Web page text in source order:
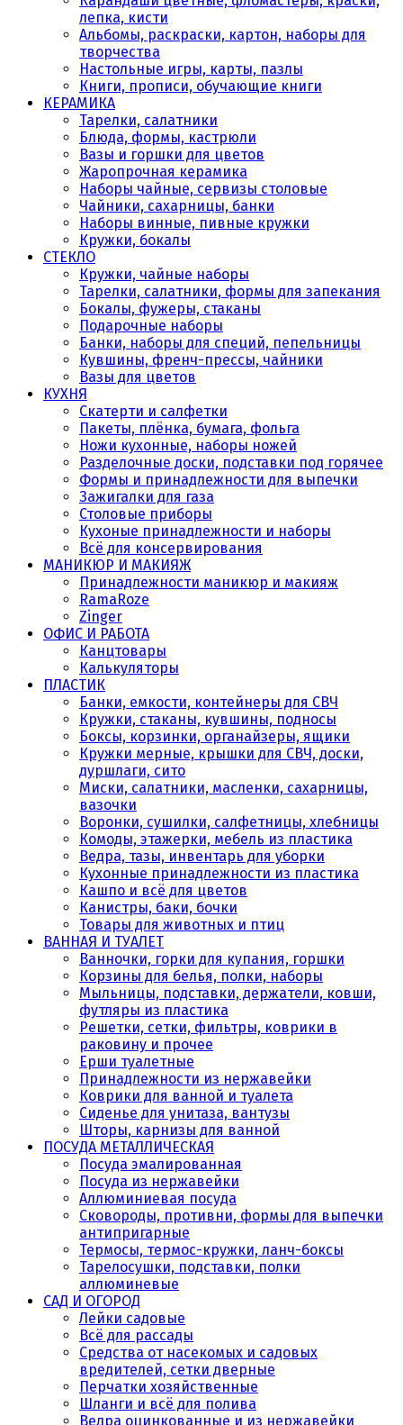
лепка, кисти
Альбомы, раскраски, картон, наборы для
творчества
Настольные игры, карты, пазлы
Книги, прописи, обучающие книги
КЕРАМИКА
Тарелки, салатники
Блюда, формы, кастрюли
Вазы и горшки для цветов
Жаропрочная керамика
Наборы чайные, сервизы столовые
Чайники, сахарницы, банки
Наборы винные, пивные кружки
Кружки, бокалы
СТЕКЛО
Кружки, чайные наборы
Тарелки, салатники, формы для запекания
Бокалы, фужеры, стаканы
Подарочные наборы
Банки, наборы для специй, пепельницы
Кувшины, френч-прессы, чайники
Вазы для цветов
КУХНЯ
Скатерти и салфетки
Пакеты, плёнка, бумага, фольга
Ножи кухонные, наборы ножей
Разделочные доски, подставки под горячее
Формы и принадлежности для выпечки
Зажигалки для газа
Столовые приборы
Кухоные принадлежности и наборы
Всё для консервирования
МАНИКЮР И МАКИЯЖ
Принадлежности маникюр и макияж
RamaRoze
Zinger
ОФИС И РАБОТА
Канцтовары
Калькуляторы
ПЛАСТИК
Банки, емкости, контейнеры для СВЧ
Кружки, стаканы, кувшины, подносы
Боксы, корзинки, органайзеры, ящики
Кружки мерные, крышки для СВЧ, доски,
дуршлаги, сито
Миски, салатники, масленки, сахарницы,
вазочки
Воронки, сушилки, салфетницы, хлебницы
Комоды, этажерки, мебель из пластика
Ведра, тазы, инвентарь для уборки
Кухонные принадлежности из пластика
Кашпо и всё для цветов
Канистры, баки, бочки
Товары для животных и птиц
ВАННАЯ И ТУАЛЕТ
Ванночки, горки для купания, горшки
Корзины для белья, полки, наборы
Мыльницы, подставки, держатели, ковши,
футляры из пластика
Решетки, сетки, фильтры, коврики в
раковину и прочее
Ерши туалетные
Принадлежности из нержавейки
Коврики для ванной и туалета
Сиденье для унитаза, вантузы
Шторы, карнизы для ванной
ПОСУДА МЕТАЛЛИЧЕСКАЯ
Посуда эмалированная
Посуда из нержавейки
Аллюминиевая посуда
Сковороды, противни, формы для выпечки
антипригарные
Термосы, термос-кружки, ланч-боксы
Тарелосушки, подставки, полки
аллюминевые
САД И ОГОРОД
Лейки садовые
Всё для рассады
Средства от насекомых и садовых
вредителей, сетки дверные
Перчатки хозяйственные
Шланги и всё для полива
Ведра оцинкованные и из нержавейки